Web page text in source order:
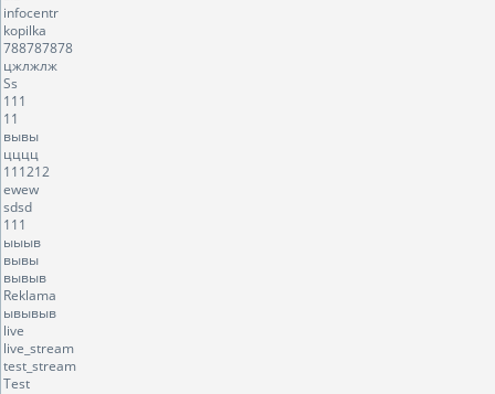
infocentr
kopilka
788787878
цжлжлж
Ss
111
11
вывы
цццц
111212
ewew
sdsd
111
ыыыв
вывы
вывыв
Reklama
ывывыв
live
live_stream
test_stream
Test